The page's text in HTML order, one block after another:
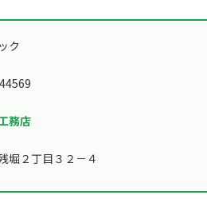
ク
務店
堀２丁目３２－４